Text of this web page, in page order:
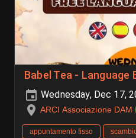
Babel Tea - Language
Wednesday, Dec 17,
ARCI Associazione DAM
appuntamento fisso